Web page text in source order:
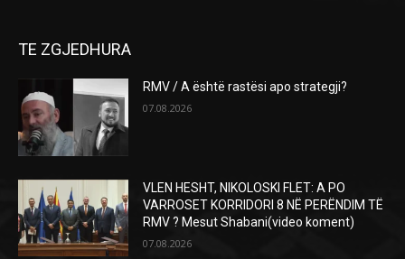
TE ZGJEDHURA
RMV / A është rastësi apo strategji?
07.08.2026
VLEN HESHT, NIKOLOSKI FLET: A PO
VARROSET KORRIDORI 8 NË PERËNDIM TË
RMV ? Mesut Shabani(video koment)
07.08.2026